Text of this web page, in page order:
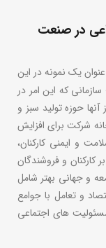
در صنعت
یک نمونه در این
که این امر در
حوزه تولید سبز و
شرکت برای افزایش
و ایمنی کارکنان،
کارکنان و فروشندگان
و جهانی بهتر شامل
و تعامل با جوامع
های اجتماعی